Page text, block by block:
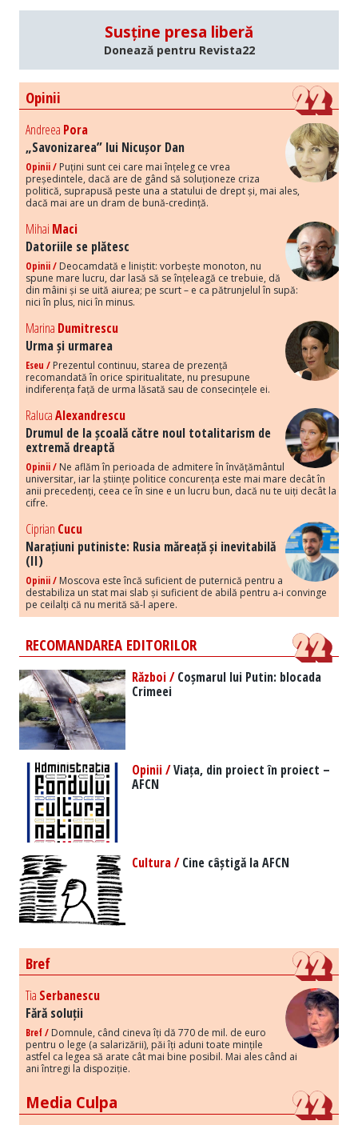
Susține presa liberă
Donează pentru Revista22
Opinii
Andreea Pora
„Savonizarea” lui Nicușor Dan
Opinii / Puțini sunt cei care mai înțeleg ce vrea
președintele, dacă are de gând să soluționeze criza
politică, suprapusă peste una a statului de drept și, mai ales,
dacă mai are un dram de bună-credință.
Mihai Maci
Datoriile se plătesc
Opinii / Deocamdată e liniștit: vorbește monoton, nu
spune mare lucru, dar lasă să se înțeleagă ce trebuie, dă
din mâini și se uită aiurea; pe scurt – e ca pătrunjelul în supă:
nici în plus, nici în minus.
Marina Dumitrescu
Urma și urmarea
Eseu / Prezentul continuu, starea de prezență
recomandată în orice spiritualitate, nu presupune
indiferența față de urma lăsată sau de consecințele ei.
RalucaAlexandrescu
Drumul de la școală către noul totalitarism de
extremă dreaptă
Opinii / Ne aflăm în perioada de admitere în învățământul
universitar, iar la științe politice concurența este mai mare decât în
anii precedenți, ceea ce în sine e un lucru bun, dacă nu te uiți decât la
cifre.
Ciprian Cucu
Narațiuni putiniste: Rusia măreață și inevitabilă
(II)
Opinii / Moscova este încă suficient de puternică pentru a
destabiliza un stat mai slab și suficient de abilă pentru a-i convinge
pe ceilalți că nu merită să-l apere.
RECOMANDAREA EDITORILOR
Război /Coșmarul lui Putin: blocada
Crimeei
Opinii /Viața, din proiect în proiect –
AFCN
Cultura /Cine câștigă la AFCN
Bref
Tia Serbanescu
Fără soluții
Bref / Domnule, când cineva îți dă 770 de mil. de euro
pentru o lege (a salarizării), păi îți aduni toate mințile
astfel ca legea să arate cât mai bine posibil. Mai ales când ai
ani întregi la dispoziție.
Media Culpa